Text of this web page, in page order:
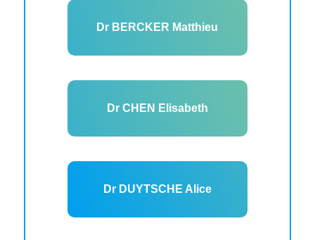
Dr BERCKER Matthieu
Dr CHEN Elisabeth
Dr DUYTSCHE Alice